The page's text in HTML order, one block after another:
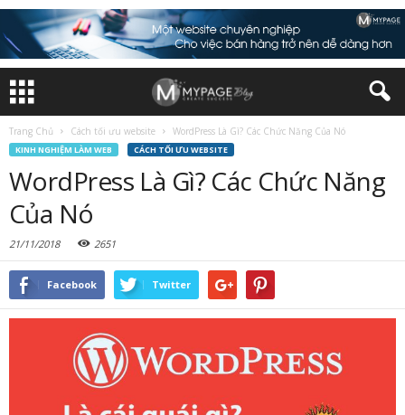
Trang Chủ Cách tối ưu website WordPress Là Gì? Các Chức Năng Của Nó
KINH NGHIỆM LÀM WEB CÁCH TỐI ƯU WEBSITE
WordPress Là Gì? Các Chức Năng
Của Nó
21/11/2018 2651
Facebook Twitter